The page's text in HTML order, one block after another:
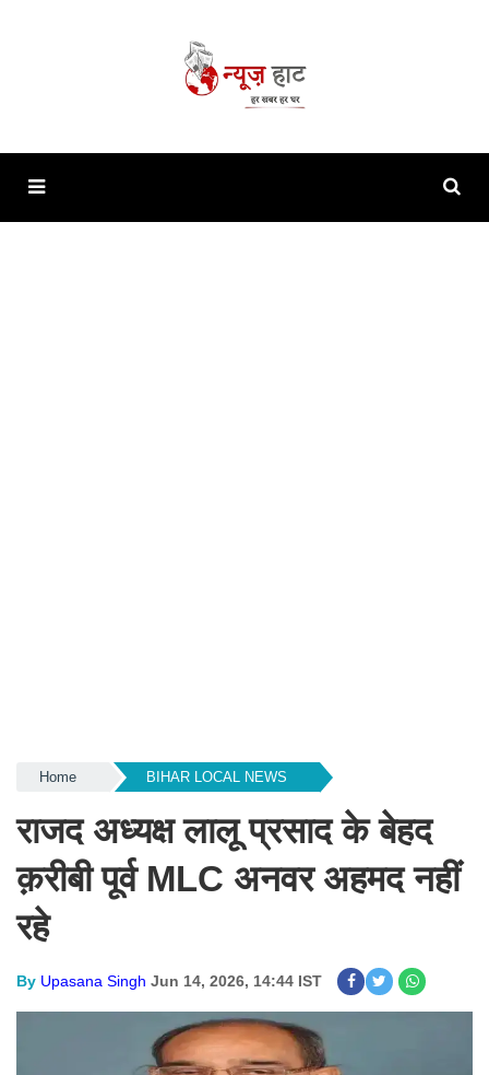
Home BIHAR LOCAL NEWS
राजद अध्यक्ष लालू प्रसाद के बेहद
क़रीबी पूर्व MLC अनवर अहमद नहीं
रहे
By Upasana Singh Jun 14, 2026, 14:44 IST